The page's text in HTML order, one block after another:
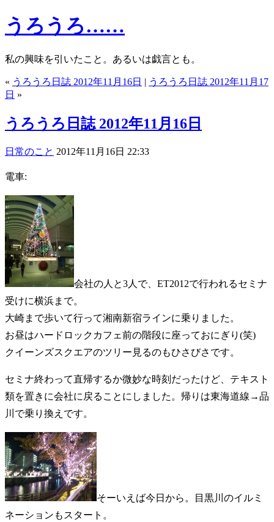
うろうろ……
私の興味を引いたこと。あるいは戯言とも。
« うろうろ日誌 2012年11月16日 | うろうろ日誌 2012年11月17
日 »
うろうろ日誌 2012年11月16日
日常のこと 2012年11月16日 22:33
電車:
会社の人と3人で、ET2012で行われるセミナ
受けに横浜まで。
大崎まで歩いて行って湘南新宿ラインに乗りました。
お昼はハードロックカフェ前の階段に座っておにぎり(笑)
クイーンズスクエアのツリー見るのもひさびさです。
セミナ終わって直帰するか微妙な時刻だったけど、テキスト
類を置きに会社に戻ることにしました。帰りは東海道線→品
川で乗り換えです。
そーいえば今日から。目黒川のイルミ
ネーションもスタート。